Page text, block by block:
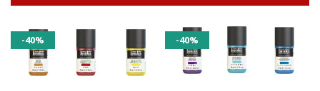
-40% -40%